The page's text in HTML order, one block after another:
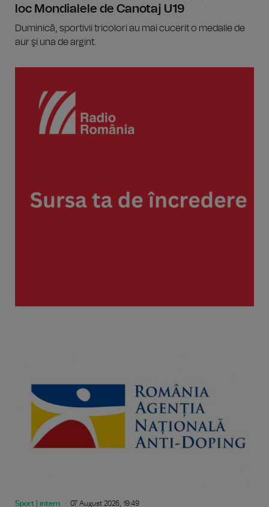
loc Mondialele de Canotaj U19
Duminică, sportivii tricolori au mai cucerit o medalie de
aur şi una de argint.
Sport | intern 07 August 2026, 19:49